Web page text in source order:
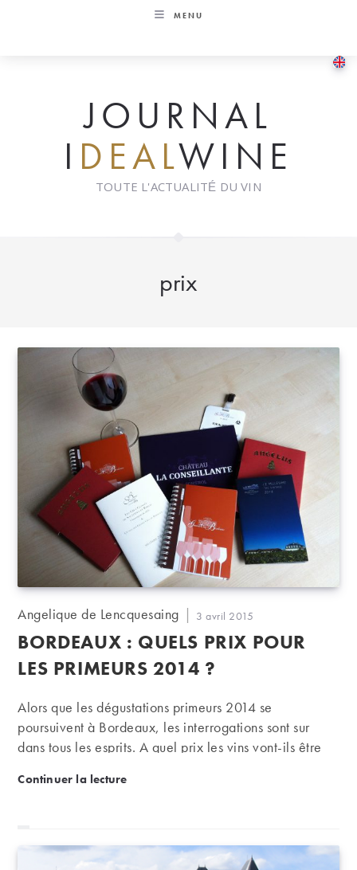
MENU
JOURNAL
I DEALWINE
TOUTE L'ACTUALITÉ DU VIN
prix
Auteur/autrice
la
publication :
Angelique de Lencquesaing
Publication
publiée :
3 avril 2015
BORDEAUX : QUELS PRIX POUR
LES PRIMEURS 2014 ?
Alors que les dégustations primeurs 2014 se
poursuivent à Bordeaux, les interrogations sont sur
dans tous les esprits. A quel prix les vins vont-ils être
Continuer la lectureBordeaux : quels prix pour les primeurs 2014 ?